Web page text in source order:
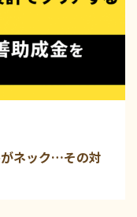
ネック…その対